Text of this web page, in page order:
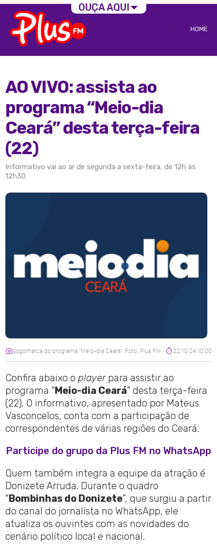
HOME
AO VIVO: assista ao
programa “Meio-dia
Ceará” desta terça-feira
(22)
Informativo vai ao ar de segunda a sexta-feira, de 12h às
12h30
Logomarca do programa "Meio-dia Ceará". Foto: Plus FM 22/10/24 10:00
Confira abaixo oplayer para assistir ao
programa “ Meio-dia Ceará” desta terça-feira
(22). O informativo, apresentado por Mateus
Vasconcelos, conta com a participação de
correspondentes de várias regiões do Ceará.
Participe do grupo da Plus FM no WhatsApp
Quem também integra a equipe da atração é
Donizete Arruda. Durante o quadro
“ Bombinhas do Donizete”, que surgiu a partir
do canal do jornalista no WhatsApp, ele
atualiza os ouvintes com as novidades do
cenário político local e nacional.
OUÇA AQUI